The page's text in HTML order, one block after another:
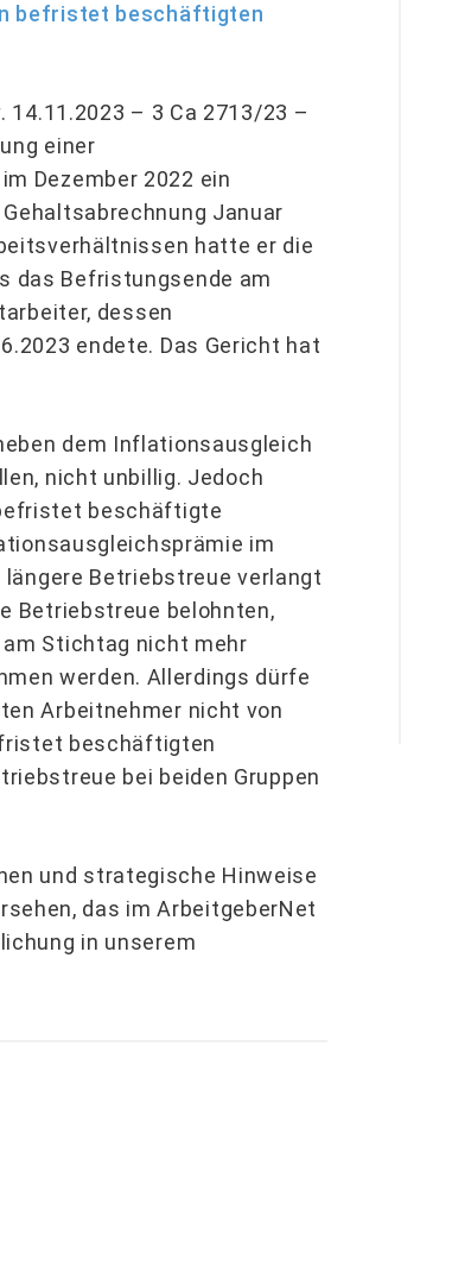
befristet beschäftigten
– 3 Ca 2713/23 –
einer
Dezember 2022 ein
Januar
hatte er die
das Befristungsende am
dessen
endete. Das Gericht hat
dem Inflationsausgleich
nicht unbillig. Jedoch
beschäftigte
im
Betriebstreue verlangt
Betriebstreue belohnten,
Stichtag nicht mehr
werden. Allerdings dürfe
Arbeitnehmer nicht von
beschäftigten
bei beiden Gruppen
und strategische Hinweise
das im ArbeitgeberNet
in unserem